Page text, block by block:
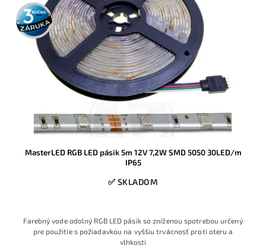
3 roky
záruka
MasterLED RGB LED pásik 5m 12V 7,2W SMD 5050 30LED/m
IP65
✅ SKLADOM
Farebný vode odolný RGB LED pásik so zníženou spotrebou určený
pre použitie s požiadavkou na vyššiu trvácnosť proti oteru a
vlhkosti